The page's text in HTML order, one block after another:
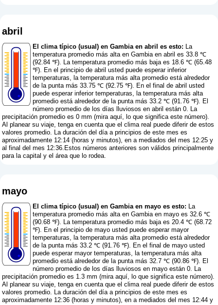
abril
El clima típico (usual) en Gambia en abril es esto: La
temperatura promedio más alta en Gambia en abril es 33.8 ℃
(92.84 ℉). La temperatura promedio más baja es 18.6 ℃ (65.48
℉). En el principio de abril usted puede esperar inferior
temperaturas, la temperatura más alta promedio está alrededor
de la punta más 33.75 ℃ (92.75 ℉). En el final de abril usted
puede esperar inferior temperaturas, la temperatura más alta
promedio está alrededor de la punta más 33.2 ℃ (91.76 ℉). El
número promedio de los días lluviosos en abril están 0. La
precipitación promedio es 0 mm (mira aquí, lo que significa este número).
Al planear su viaje, tenga en cuenta que el clima real puede diferir de estos
valores promedio. La duración del día a principios de este mes es
aproximadamente 12:14 (horas y minutos), en a mediados del mes 12:25 y
al final del mes 12:36.Estos números anteriores son válidos principalmente
para la capital y el área que lo rodea.
mayo
El clima típico (usual) en Gambia en mayo es esto: La
temperatura promedio más alta en Gambia en mayo es 32.6 ℃
(90.68 ℉). La temperatura promedio más baja es 20.4 ℃ (68.72
℉). En el principio de mayo usted puede esperar mayor
temperaturas, la temperatura más alta promedio está alrededor
de la punta más 33.2 ℃ (91.76 ℉). En el final de mayo usted
puede esperar mayor temperaturas, la temperatura más alta
promedio está alrededor de la punta más 32.7 ℃ (90.86 ℉). El
número promedio de los días lluviosos en mayo están 0. La
precipitación promedio es 1.3 mm (mira aquí, lo que significa este número).
Al planear su viaje, tenga en cuenta que el clima real puede diferir de estos
valores promedio. La duración del día a principios de este mes es
aproximadamente 12:36 (horas y minutos), en a mediados del mes 12:44 y